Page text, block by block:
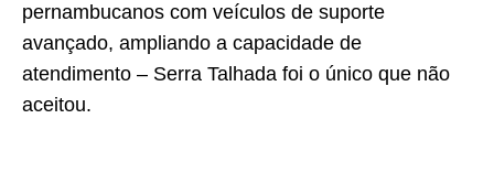
pernambucanos com veículos de suporte
avançado, ampliando a capacidade de
atendimento – Serra Talhada foi o único que não
aceitou.